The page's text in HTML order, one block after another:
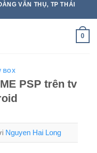
VĂN THỤ, TP THÁI
0
BOX
PSP trên tv
Nguyen Hai Long